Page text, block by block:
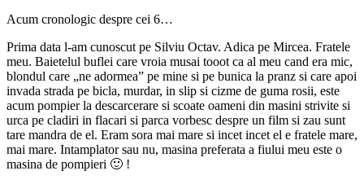
Acum cronologic despre cei 6…
Prima data l-am cunoscut pe Silviu Octav. Adica pe Mircea. Fratele
meu. Baietelul buflei care vroia musai tooot ca al meu cand era mic,
blondul care „ne adormea” pe mine si pe bunica la pranz si care apoi
invada strada pe bicla, murdar, in slip si cizme de guma rosii, este
acum pompier la descarcerare si scoate oameni din masini strivite si
urca pe cladiri in flacari si parca vorbesc despre un film si zau sunt
tare mandra de el. Eram sora mai mare si incet incet el e fratele mare,
mai mare. Intamplator sau nu, masina preferata a fiului meu este o
masina de pompieri 🙂 !